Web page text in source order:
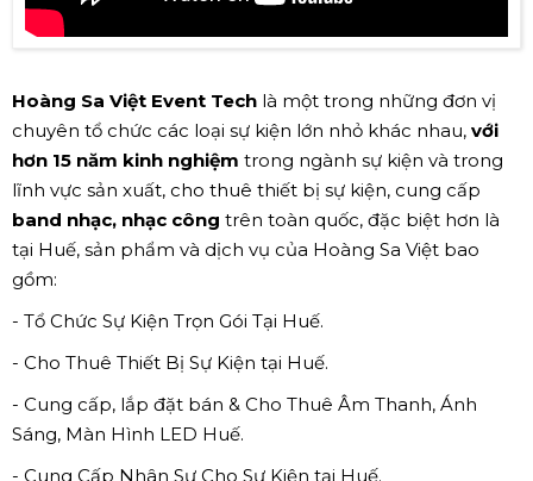
Hoàng Sa Việt Event Tech là một trong những đơn vị
chuyên tổ chức các loại sự kiện lớn nhỏ khác nhau, với
hơn 15 năm kinh nghiệm trong ngành sự kiện và trong
lĩnh vực sản xuất, cho thuê thiết bị sự kiện, cung cấp
band nhạc, nhạc công trên toàn quốc, đặc biệt hơn là
tại Huế, sản phẩm và dịch vụ của Hoàng Sa Việt bao
gồm:
- Tổ Chức Sự Kiện Trọn Gói Tại Huế.
- Cho Thuê Thiết Bị Sự Kiện tại Huế.
- Cung cấp, lắp đặt bán & Cho Thuê Âm Thanh, Ánh
Sáng, Màn Hình LED Huế.
- Cung Cấp Nhân Sự Cho Sự Kiện tại Huế.